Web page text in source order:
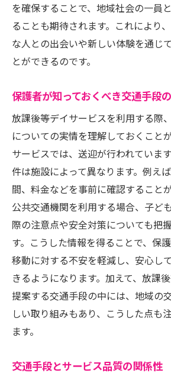
を確保することで、地域社会の一員
ることも期待されます。これにより
な人との出会いや新しい体験を通じ
とができるのです。
保護者が知っておくべき交通手段
放課後等デイサービスを利用する際
についての実情を理解しておくこと
サービスでは、送迎が行われていま
件は施設によって異なります。例え
間、料金などを事前に確認すること
公共交通機関を利用する場合、子ど
際の注意点や安全対策についても把
す。こうした情報を得ることで、保
移動に対する不安を軽減し、安心し
きるようになります。加えて、放課
提案する交通手段の中には、地域の
しい取り組みもあり、こうした点も
ます。
交通手段とサービス品質の関係性